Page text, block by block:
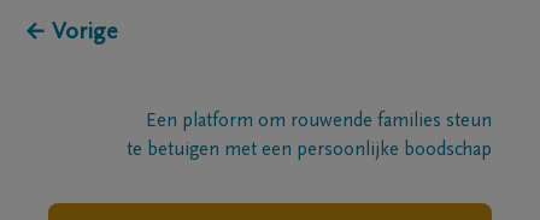
← Vorige
Een platform om rouwende families steun
te betuigen met een persoonlijke boodschap